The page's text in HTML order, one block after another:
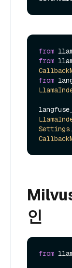
from
from
from
Settings.
인
from